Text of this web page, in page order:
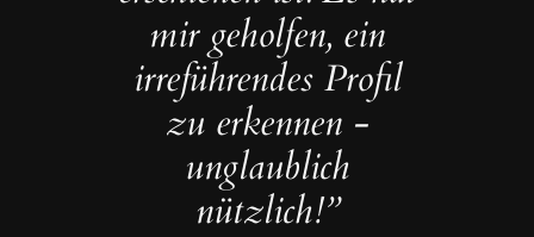
mir geholfen, ein
irreführendes Profil
zu erkennen -
unglaublich
nützlich!”